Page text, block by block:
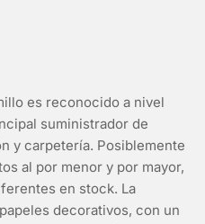
es reconocido a nivel
suministrador de
y carpetería. Posiblemente
al por menor y por mayor,
en stock. La
decorativos, con un